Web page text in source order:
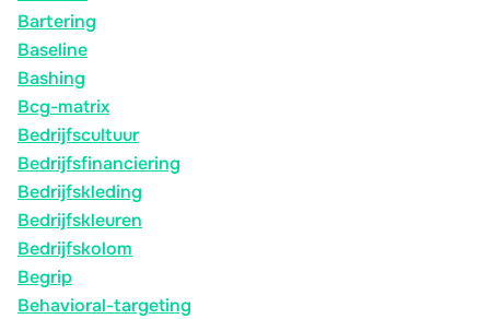
Bartering
Baseline
Bashing
Bcg-matrix
Bedrijfscultuur
Bedrijfsfinanciering
Bedrijfskleding
Bedrijfskleuren
Bedrijfskolom
Begrip
Behavioral-targeting